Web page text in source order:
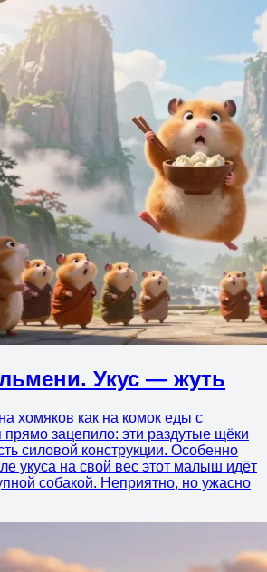
Укус — жуть
хомяков как на комок еды с
прямо зацепило: эти раздутые щёки
силовой конструкции. Особенно
укуса на свой вес этот малыш идёт
собакой. Неприятно, но ужасно